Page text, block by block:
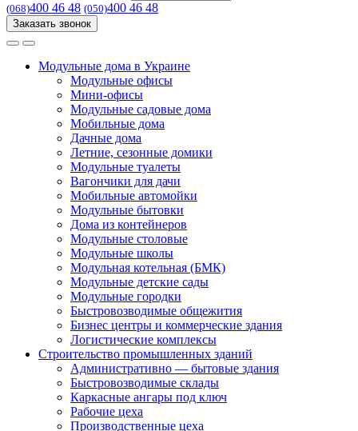
(068)400 46 48 (050)400 46 48
Заказать звонок
Модульные дома в Украине
Модульные офисы
Мини-офисы
Модульные садовые дома
Мобильные дома
Дачные дома
Летние, сезонные домики
Модульные туалеты
Вагончики для дачи
Мобильные автомойки
Модульные бытовки
Дома из контейнеров
Модульные столовые
Модульные школы
Модульная котельная (БМК)
Модульные детские сады
Модульные городки
Быстровозводимые общежития
Бизнес центры и коммерческие здания
Логистические комплексы
Строительство промышленных зданий
Административно — бытовые здания
Быстровозводимые склады
Каркасные ангары под ключ
Рабочие цеха
Производственные цеха